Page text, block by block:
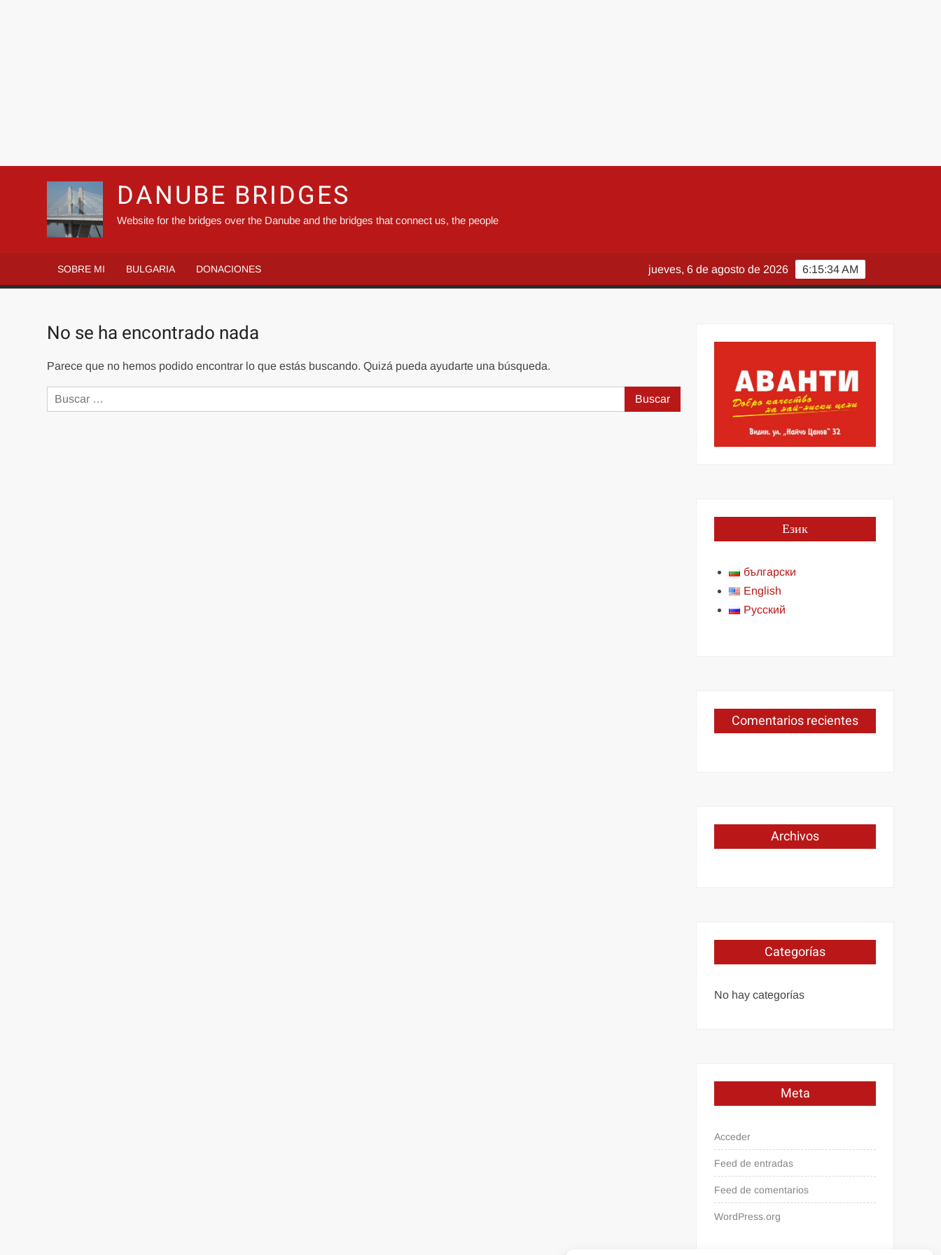
DANUBE BRIDGES
Website for the bridges over the Danube and the bridges that connect us, the people
SOBRE MI BULGARIA DONACIONES 6:15:35 AM
jueves, 6 de agosto de 2026
No se ha encontrado nada
Parece que no hemos podido encontrar lo que estás buscando. Quizá pueda ayudarte una búsqueda.
Buscar:
Език
български
English
Русский
Comentarios recientes
Archivos
Categorías
No hay categorías
Meta
Acceder
Feed de entradas
Feed de comentarios
WordPress.org